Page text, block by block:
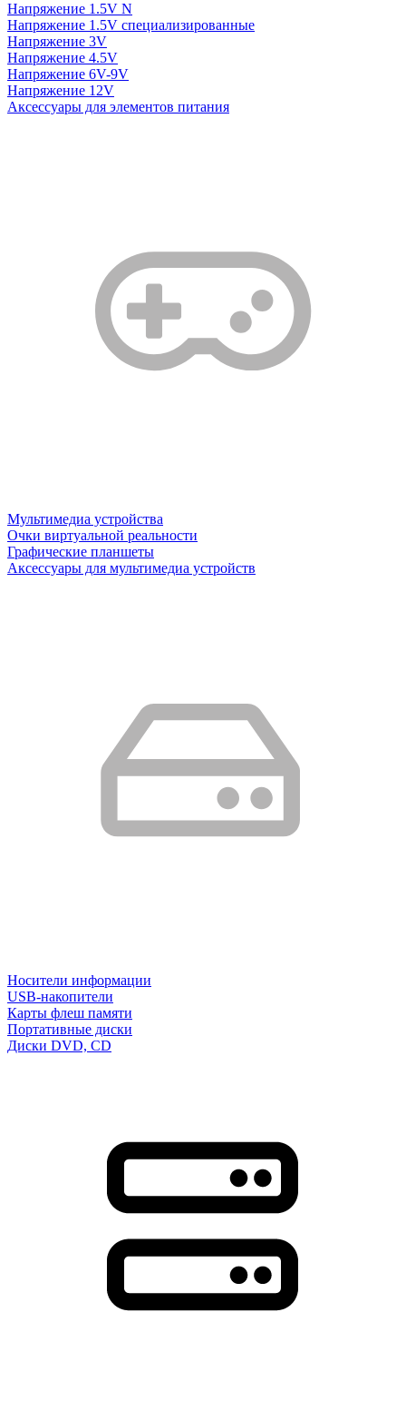
Напряжение 1.5V N
Напряжение 1.5V специализированные
Напряжение 3V
Напряжение 4.5V
Напряжение 6V-9V
Напряжение 12V
Аксессуары для элементов питания
Мультимедиа устройства
Очки виртуальной реальности
Графические планшеты
Аксессуары для мультимедиа устройств
Носители информации
USB-накопители
Карты флеш памяти
Портативные диски
Диски DVD, CD